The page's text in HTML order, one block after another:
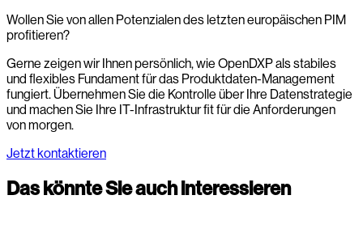
Wollen Sie von allen Potenzialen des letzten europäischen PIM
profitieren?
Gerne zeigen wir Ihnen persönlich, wie OpenDXP als stabiles
und flexibles Fundament für das Produktdaten-Management
fungiert. Übernehmen Sie die Kontrolle über Ihre Datenstrategie
und machen Sie Ihre IT-Infrastruktur fit für die Anforderungen
von morgen.
Jetzt kontaktieren
Das könnte Sie auch interessieren